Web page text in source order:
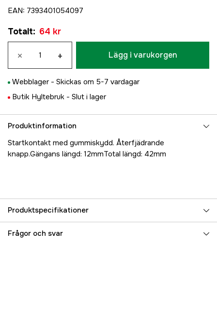
EAN: 7393401054097
Totalt: 64 kr
× + Lägg i varukorgen
Webblager - Skickas om 5-7 vardagar
Butik Hyltebruk - Slut i lager
Produktinformation
Startkontakt med gummiskydd. Återfjädrande
knapp.Gängans längd: 12mmTotal längd: 42mm
Produktspecifikationer
Referensnummer 5000024260
Frågor och svar